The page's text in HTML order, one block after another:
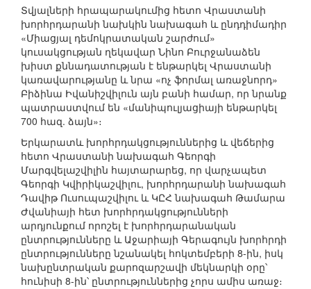
Տվյալների հրապարակումից հետո Վրաստանի
խորհրդարանի նախկին նախագահ և ընդդիմադիր
«Միացյալ դեմոկրատական շարժում»
կուսակցության ղեկավար Նինո Բուրջանաձեն
խիստ քննադատության է ենթարկել Վրաստանի
կառավարությանը և նրա «ոչ ֆորմալ առաջնորդ»
Բիձինա Իվանիշվիլուն այն բանի համար, որ նրանք
պատրաստվում են «մանիպուլյացիայի ենթարկել
700 հազ. ձայն»։
Երկարատև խորհրդակցություններից և վեճերից
հետո Վրաստանի նախագահ Գեորգի
Մարգվելաշվիլին հայտարարեց, որ վարչապետ
Գեորգի Կվիրիկաշվիլու, խորհրդարանի նախագահ
Դավիթ Ուսուպաշվիլու և ԿԸՀ նախագահ Թամարա
Ժվանիայի հետ խորհրդակցությունների
արդյունքում որոշել է խորհրդարանական
ընտրությունները և Աջարիայի Գերագույն խորհրդի
ընտրությունները նշանակել հոկտեմբերի 8-ին, իսկ
նախընտրական քարոզարշավի մեկնարկի օրը՝
հունիսի 8-ին՝ ընտրություններից չորս ամիս առաջ։